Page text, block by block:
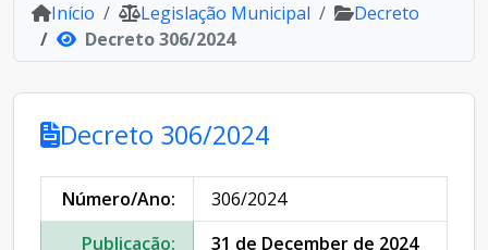
Início Legislação Municipal
Decreto
Decreto 306/2024
Decreto 306/2024
Número/Ano:
306/2024
Publicação:
31 de December de 2024